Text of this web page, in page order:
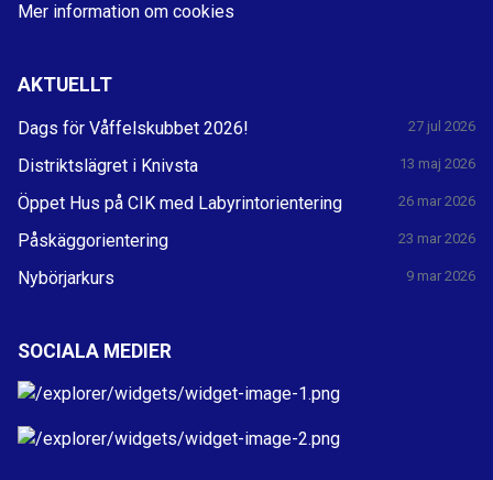
Mer information om cookies
AKTUELLT
Dags för Våffelskubbet 2026! 27 jul 2026
Distriktslägret i Knivsta 13 maj 2026
Öppet Hus på CIK med Labyrintorientering 26 mar 2026
Påskäggorientering 23 mar 2026
Nybörjarkurs 9 mar 2026
SOCIALA MEDIER